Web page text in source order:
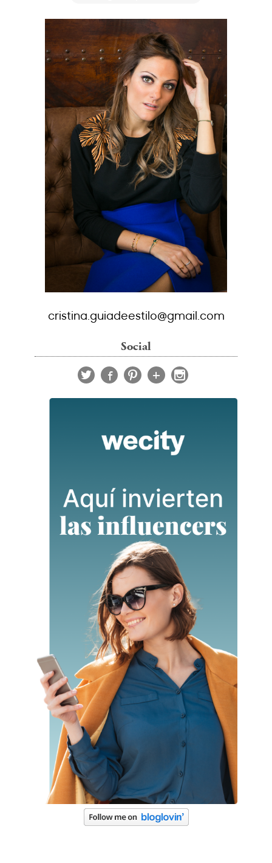
cristina.guiadeestilo@gmail.com
Social